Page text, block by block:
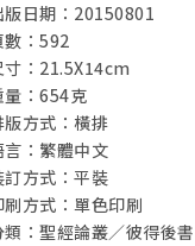
版日期：20150801
數：592
寸：21.5X14cm
量：654克
版方式：橫排
言：繁體中文
訂方式：平裝
刷方式：單色印刷
類：聖經論叢／彼得後書